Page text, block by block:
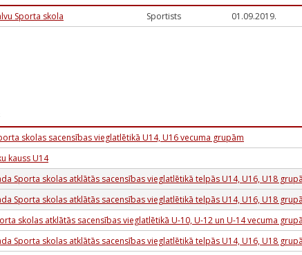
Sporta skola Sportists 01.09.2019.
skolas sacensības vieglatlētikā U14, U16 vecuma grupām
kauss U14
Sporta skolas atklātās sacensības vieglatlētikā telpās U14, U16, U18
Sporta skolas atklātās sacensības vieglatlētikā telpās U14, U16, U18
skolas atklātās sacensības vieglatlētikā U-10, U-12 un U-14 vecuma
Sporta skolas atklātās sacensības vieglatlētikā telpās U14, U16, U18